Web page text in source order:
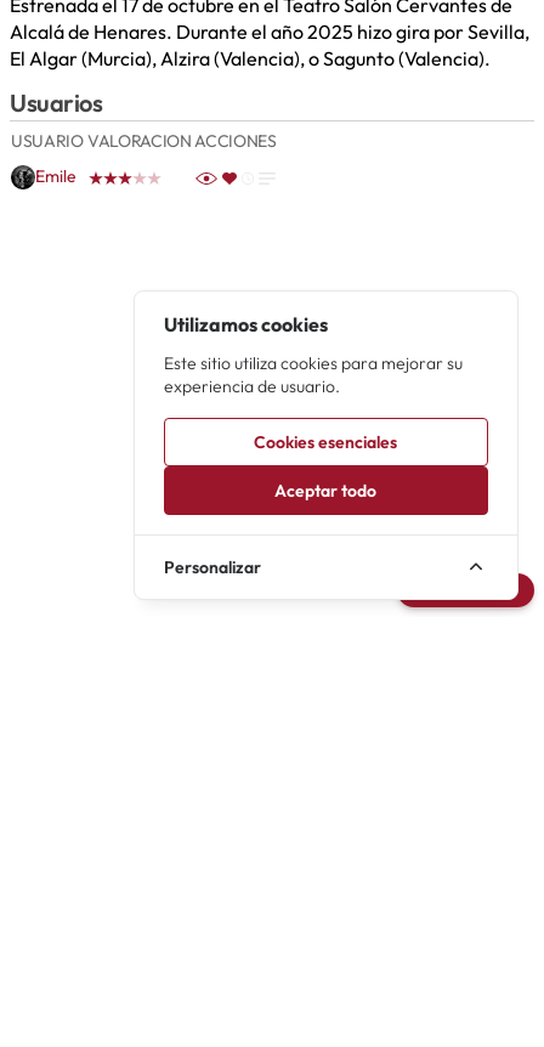
Estrenada el 17 de octubre en el Teatro Salón Cervantes de
Alcalá de Henares. Durante el año 2025 hizo gira por Sevilla,
El Algar (Murcia), Alzira (Valencia), o Sagunto (Valencia).
Usuarios
USUARIOVALORACIONACCIONES
Emile
Utilizamos cookies
Este sitio utiliza cookies para mejorar su
experiencia de usuario.
Cookies esenciales
Aceptar todo
Personalizar